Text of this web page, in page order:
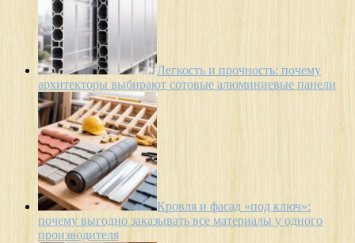
Легкость и прочность: почему
архитекторы выбирают сотовые алюминиевые панели
Кровля и фасад «под ключ»:
почему выгодно заказывать все материалы у одного
производителя